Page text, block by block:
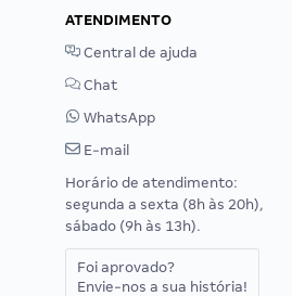
ATENDIMENTO
Central de ajuda
Chat
WhatsApp
E-mail
Horário de atendimento:
segunda a sexta (8h às 20h),
sábado (9h às 13h).
Foi aprovado?
Envie-nos a sua história!